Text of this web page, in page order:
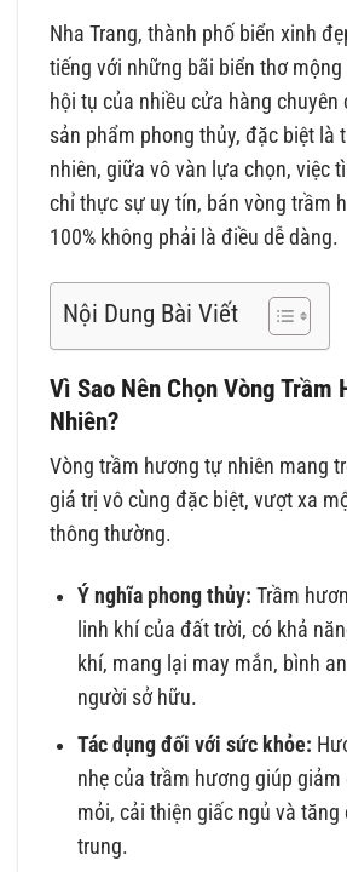
Nha Trang, thành phố biển xinh
tiếng với những bãi biển thơ
hội tụ của nhiều cửa hàng chuyên
sản phẩm phong thủy, đặc biệt là
nhiên, giữa vô vàn lựa chọn, việc
chỉ thực sự uy tín, bán vòng trầm
100% không phải là điều dễ dàng.
Nội Dung Bài Viết
Vì Sao Nên Chọn Vòng Trầm
Nhiên?
Vòng trầm hương tự nhiên mang
giá trị vô cùng đặc biệt, vượt xa
thông thường.
Ý nghĩa phong thủy: Trầm
linh khí của đất trời, có khả
khí, mang lại may mắn, bình
người sở hữu.
Tác dụng đối với sức khỏe:
nhẹ của trầm hương giúp
mỏi, cải thiện giấc ngủ và
trung.